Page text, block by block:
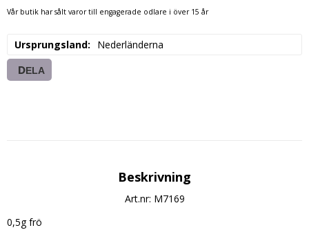
Vår butik har sålt varor till engagerade odlare i över 15 år
Ursprungsland Nederländerna
DELA
Beskrivning
Art.nr: M7169
0,5g frö